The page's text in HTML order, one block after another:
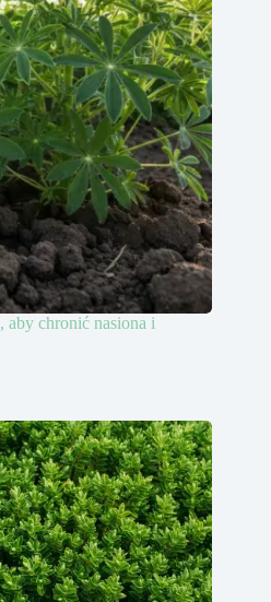
aby chronić nasiona i